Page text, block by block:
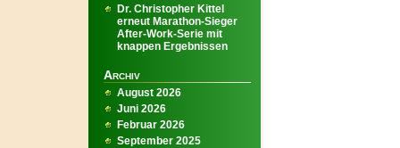
Dr. Christopher Kittel
erneut Marathon-Sieger
After-Work-Serie mit
knappen Ergebnissen
Archiv
August 2026
Juni 2026
Februar 2026
September 2025